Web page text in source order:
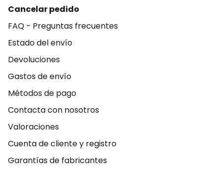
Cancelar pedido
FAQ - Preguntas frecuentes
Estado del envío
Devoluciones
Gastos de envío
Métodos de pago
Contacta con nosotros
Valoraciones
Cuenta de cliente y registro
Garantías de fabricantes